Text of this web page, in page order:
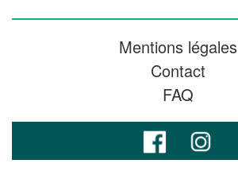
Mentions légales
Contact
FAQ